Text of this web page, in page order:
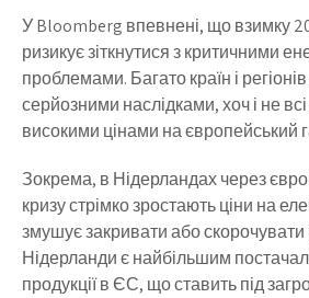
У Bloomberg впевнені, що взимку
ризикує зіткнутися з критичними
проблемами. Багато країн і
серйозними наслідками, хоч і не
високими цінами на європейський
Зокрема, в Нідерландах через
кризу стрімко зростають ціни на
змушує закривати або скорочувати
Нідерланди є найбільшим
продукції в ЄС, що ставить під